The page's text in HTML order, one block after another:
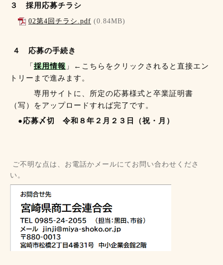
３ 採用応募チラシ
02第4回チラシ.pdf (0.84MB)
４ 応募の手続き
「採用情報 」←こちらをクリックされると直接エン
トリーまで進みます。
専用サイトに、所定の応募様式と卒業証明書
（写）をアップロードすれば完了です。
●応募〆切 令和８年２ 月２３日（祝・月 ）
ご不明な点は、お電話かメールにてお問い合わせくださ
い。